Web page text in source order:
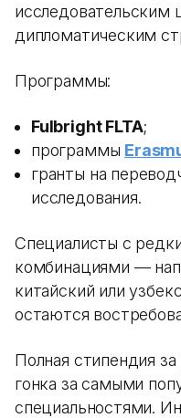
исследовательским
дипломатическим
Программы:
Fulbright FLTA;
программы
гранты на
исследования.
Специалисты с
комбинациями —
китайский или
остаются
Полная стипендия
гонка за самыми
специальностями.